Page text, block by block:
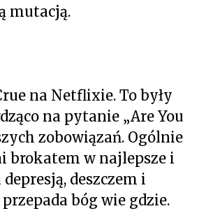
mutacją.
na Netflixie. To były
na pytanie „Are You
zobowiązań. Ogólnie
brokatem w najlepsze i
deszczem i
bóg wie gdzie.